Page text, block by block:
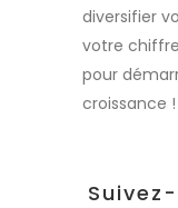
diversifier
votre
pour
croissance !